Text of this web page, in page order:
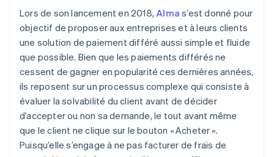
Lors de son lancement en 2018, Alma s’est donné pour
objectif de proposer aux entreprises et à leurs clients
une solution de paiement différé aussi simple et fluide
que possible. Bien que les paiements différés ne
cessent de gagner en popularité ces dernières années,
ils reposent sur un processus complexe qui consiste à
évaluer la solvabilité du client avant de décider
d’accepter ou non sa demande, le tout avant même
que le client ne clique sur le bouton « Acheter ».
Puisqu’elle s’engage à ne pas facturer de frais de